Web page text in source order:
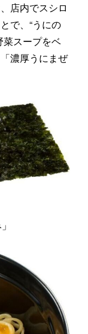
店内でスシロ
で、“うにの
菜スープをベ
濃厚うにまぜ